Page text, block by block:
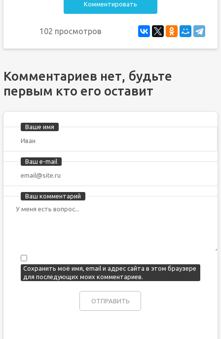
Комментировать
102 просмотров
Комментариев нет, будьте
первым кто его оставит
Ваше имя
Ваш e-mail
Ваш комментарий
Сохранить моё имя, email и адрес сайта в этом браузере
для последующих моих комментариев.